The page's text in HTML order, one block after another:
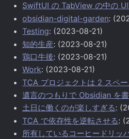
SwiftUI の TabView の中の
obsidian-digital-garden:
Testing: (2023-08-21)
知的生産: (2023-08-21)
鶏口牛後: (2023-08-21)
Work: (2023-08-21)
TCA プロジェクトは 2 スペ
遺言のつもりで Obsidian を書
土日に働くのが楽しすぎる:
TCA で依存性を逆転させる:
所有しているコーヒードリッ